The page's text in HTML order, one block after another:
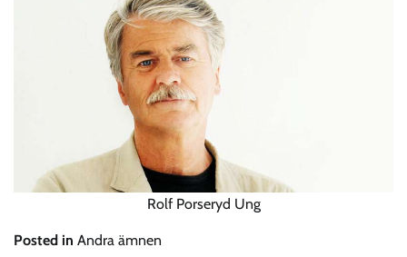
Rolf Porseryd Ung
Posted in Andra ämnen